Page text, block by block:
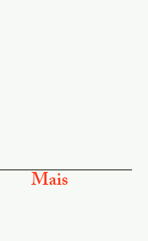
Mais